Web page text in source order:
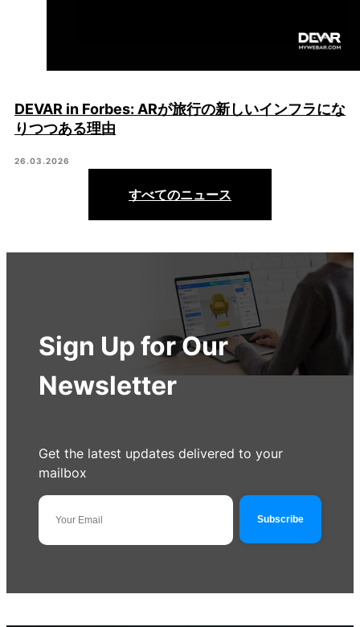
DEVAR in Forbes: ARが旅行の新しいインフラにな
りつつある理由
26.03.2026
すべてのニュース
Sign Up for Our
Newsletter
Get the latest updates delivered to your
mailbox